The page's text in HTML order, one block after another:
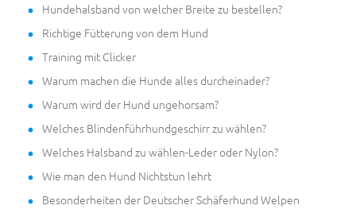
Hundehalsband von welcher Breite zu bestellen?
Richtige Fütterung von dem Hund
Training mit Clicker
Warum machen die Hunde alles durcheinader?
Warum wird der Hund ungehorsam?
Welches Blindenführhundgeschirr zu wählen?
Welches Halsband zu wählen-Leder oder Nylon?
Wie man den Hund Nichtstun lehrt
Besonderheiten der Deutscher Schäferhund Welpen